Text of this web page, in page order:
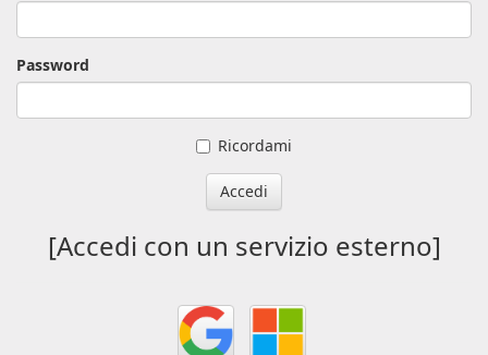
Password
Ricordami
Accedi
[Accedi con un servizio esterno]